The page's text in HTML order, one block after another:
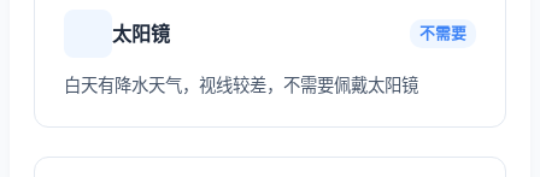
太阳镜 不需要
白天有降水天气，视线较差，不需要佩戴太阳镜